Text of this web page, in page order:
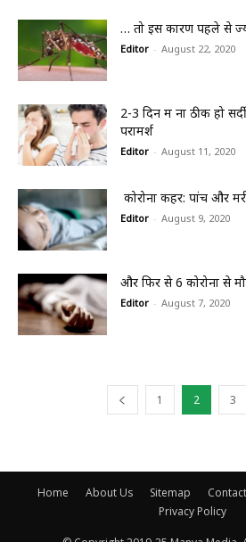
… तो इस कारण पहले से
Editor - August 22, 2020
2-3 दिन में ना ठीक हो
परामर्श
Editor - August 11, 2020
कोरोना कहर: पांच और
Editor - August 9, 2020
और फिर से 6 कोरोना से
Editor - August 7, 2020
1 2 3
Home About Us Sitemap
Privacy Policy